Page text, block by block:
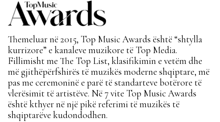
Themeluar në 2015, Top Music Awards është “shtylla
kurrizore” e kanaleve muzikore të Top Media.
Fillimisht me The Top List, klasifikimin e vetëm dhe
më gjithëpërfshirës të muzikës moderne shqiptare, më
pas me ceremoninë e parë të standarteve botërore të
vlerësimit të artistëve. Në 7 vite Top Music Awards
është kthyer në një pikë referimi të muzikës të
shqiptarëve kudondodhen.